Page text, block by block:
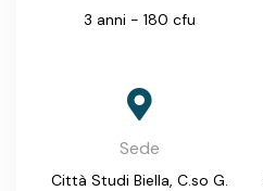
3 anni - 180 cfu
Sede
Città Studi Biella, C.so G.